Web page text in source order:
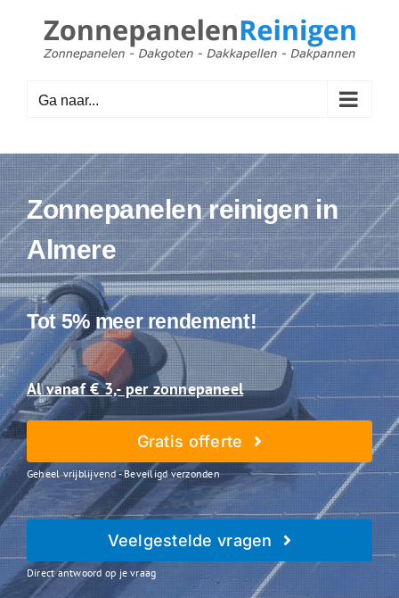
inhoud
Ga naar...
Zonnepanelen reinigen in
Almere
Tot 5% meer rendement!
Al vanaf € 3,- per zonnepaneel
Gratis offerte
Geheel vrijblijvend - Beveiligd verzonden
Veelgestelde vragen
Direct antwoord op je vraag